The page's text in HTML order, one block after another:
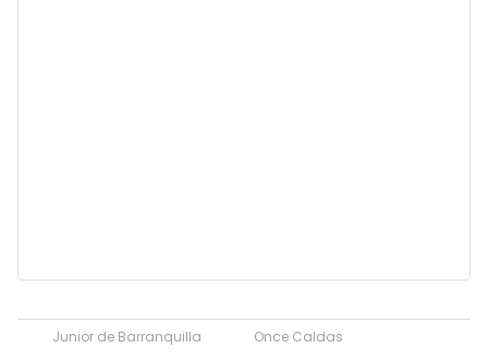
Junior de Barranquilla
Once Caldas